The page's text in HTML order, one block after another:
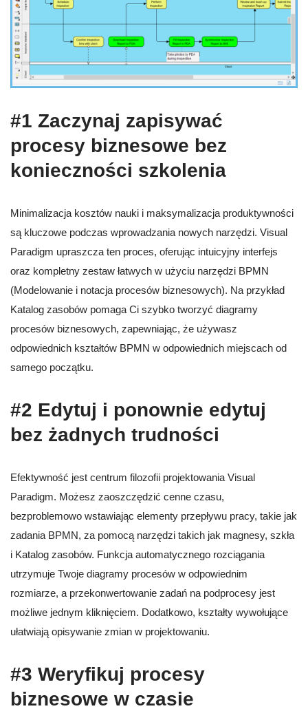
#1 Zaczynaj zapisywać
procesy biznesowe bez
konieczności szkolenia
Minimalizacja kosztów nauki i maksymalizacja produktywności
są kluczowe podczas wprowadzania nowych narzędzi. Visual
Paradigm upraszcza ten proces, oferując intuicyjny interfejs
oraz kompletny zestaw łatwych w użyciu narzędzi BPMN
(Modelowanie i notacja procesów biznesowych). Na przykład
Katalog zasobów pomaga Ci szybko tworzyć diagramy
procesów biznesowych, zapewniając, że używasz
odpowiednich kształtów BPMN w odpowiednich miejscach od
samego początku.
#2 Edytuj i ponownie edytuj
bez żadnych trudności
Efektywność jest centrum filozofii projektowania Visual
Paradigm. Możesz zaoszczędzić cenne czasu,
bezproblemowo wstawiając elementy przepływu pracy, takie jak
zadania BPMN, za pomocą narzędzi takich jak magnesy, szkła
i Katalog zasobów. Funkcja automatycznego rozciągania
utrzymuje Twoje diagramy procesów w odpowiednim
rozmiarze, a przekonwertowanie zadań na podprocesy jest
możliwe jednym kliknięciem. Dodatkowo, kształty wywołujące
ułatwiają opisywanie zmian w projektowaniu.
#3 Weryfikuj procesy
biznesowe w czasie